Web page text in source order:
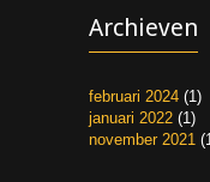
Archieven
februari 2024 (1)
januari 2022 (1)
november 2021